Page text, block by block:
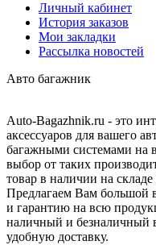
Личный кабинет
История заказов
Мои закладки
Рассылка новостей
Авто багажник
Auto-Bagazhnik.ru - это
аксессуаров для вашего
багажными системами на
выбор от таких
товар в наличии на складе
Предлагаем Вам большой
и гарантию на всю
наличный и безналичный
удобную доставку.